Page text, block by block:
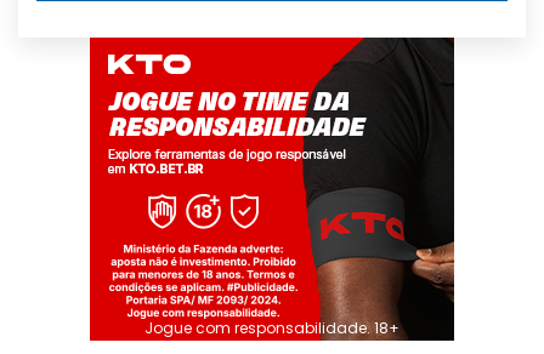
Jogue com responsabilidade. 18+